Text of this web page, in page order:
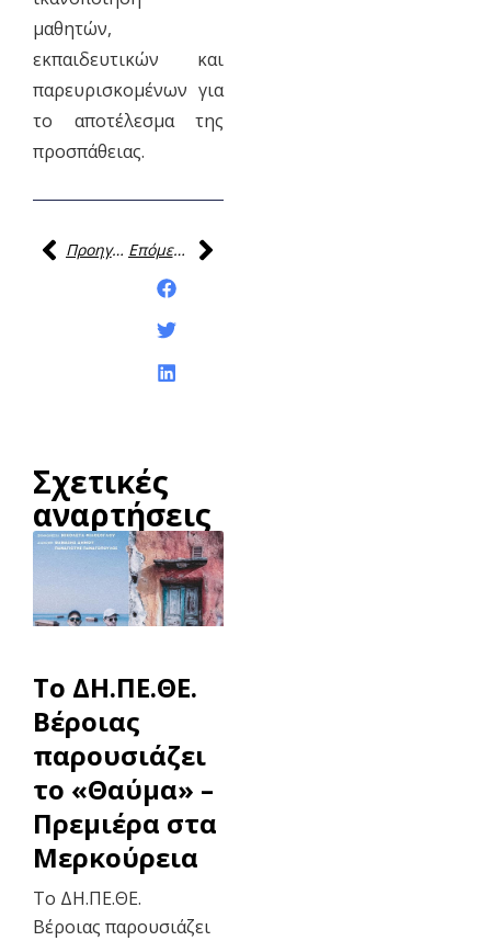
μαθητών,
εκπαιδευτικών και
παρευρισκομένων για
το αποτέλεσμα της
προσπάθειας.
Προηγούμενη
Επόμενη
Σχετικές
αναρτήσεις
To ΔΗ.ΠΕ.ΘΕ.
Βέροιας
παρουσιάζει
το «Θαύμα» –
Πρεμιέρα στα
Μερκούρεια
Το ΔΗ.ΠΕ.ΘΕ.
Βέροιας παρουσιάζει